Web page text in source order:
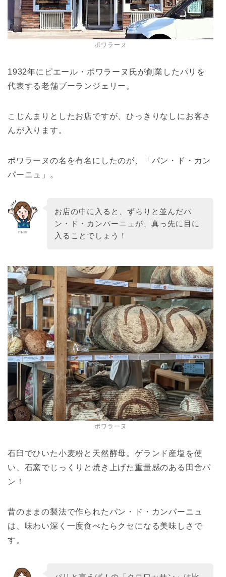
ポワラーヌ
1932年にピエール・ポワラーヌ氏が創業したパリを
代表する老舗ブーランジェリー。
こじんまりとしたお店ですが、ひっきりなしにお客さ
んが入ります。
ポワラーヌの名を有名にしたのが、「パン・ド・カン
パーニュ」。
mari
お店の中に入ると、ずらりと並んだパ
ン・ド・カンパーニュが、真っ先に目に
入ることでしょう！
ポワラーヌ
石臼でひいた小麦粉と天然酵母。ゲランド産塩を使
い、石窯でじっくりと焼き上げた重量感のある田舎パ
ン！
昔のままの製法で作られたパン・ド・カンパーニュ
は、味わい深く一度食べたらクセになる美味しさで
す。